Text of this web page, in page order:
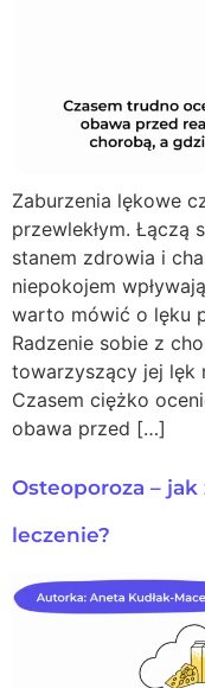
Zaburzenia lękowe
przewlekłym. Łączą
stanem zdrowia i
niepokojem
warto mówić o lęku
Radzenie sobie z
towarzyszący jej lęk
Czasem ciężko
obawa przed […]
Osteoporoza –
leczenie?